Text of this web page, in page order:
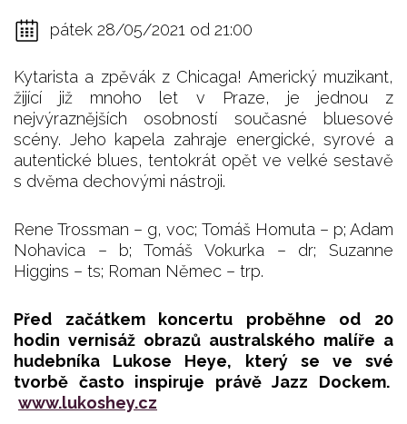
pátek 28/05/2021 od 21:00
Kytarista a zpěvák z Chicaga! Americký muzikant,
žijící již mnoho let v Praze, je jednou z
nejvýraznějších osobností současné bluesové
scény. Jeho kapela zahraje energické, syrové a
autentické blues, tentokrát opět ve velké sestavě
s dvěma dechovými nástroji.
Rene Trossman – g, voc; Tomáš Homuta – p; Adam
Nohavica – b; Tomáš Vokurka – dr; Suzanne
Higgins – ts; Roman Němec – trp.
Před začátkem koncertu proběhne od 20
hodin vernisáž obrazů australského malíře a
hudebníka Lukose Heye, který se ve své
tvorbě často inspiruje právě Jazz Dockem.
www.lukoshey.cz